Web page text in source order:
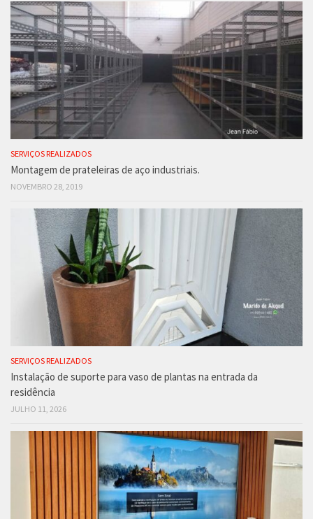
SERVIÇOS REALIZADOS
Montagem de prateleiras de aço industriais.
NOVEMBRO 28, 2019
SERVIÇOS REALIZADOS
Instalação de suporte para vaso de plantas na entrada da
residência
JULHO 11, 2026